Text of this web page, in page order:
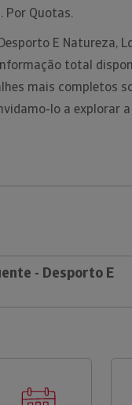
Por Quotas.
E Natureza,
total
mais completos
lo a explorar
- Desporto E